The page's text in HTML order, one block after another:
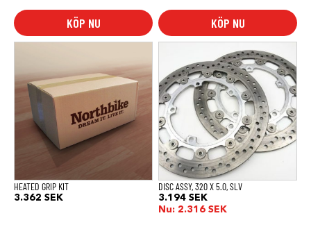
KÖP NU KÖP NU
HEATED GRIP KIT
3.362 SEK
DISC ASSY, 320 X 5.0, SLV
3.194 SEK
Nu: 2.316 SEK